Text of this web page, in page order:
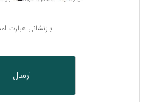
بازنشانی عبارت